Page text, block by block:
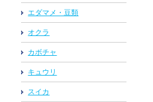
エダマメ・豆類
オクラ
カボチャ
キュウリ
スイカ